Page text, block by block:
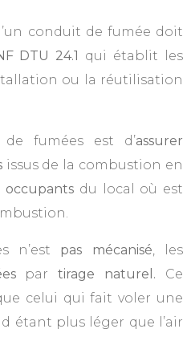
conduit de fumée doit
DTU 24.1 qui établit les
ou la réutilisation
fumées est d’assurer
issus de la combustion en
occupants du local où est
n’est pas mécanisé, les
partirage naturel. Ce
celui qui fait voler une
étant plus léger que l’air